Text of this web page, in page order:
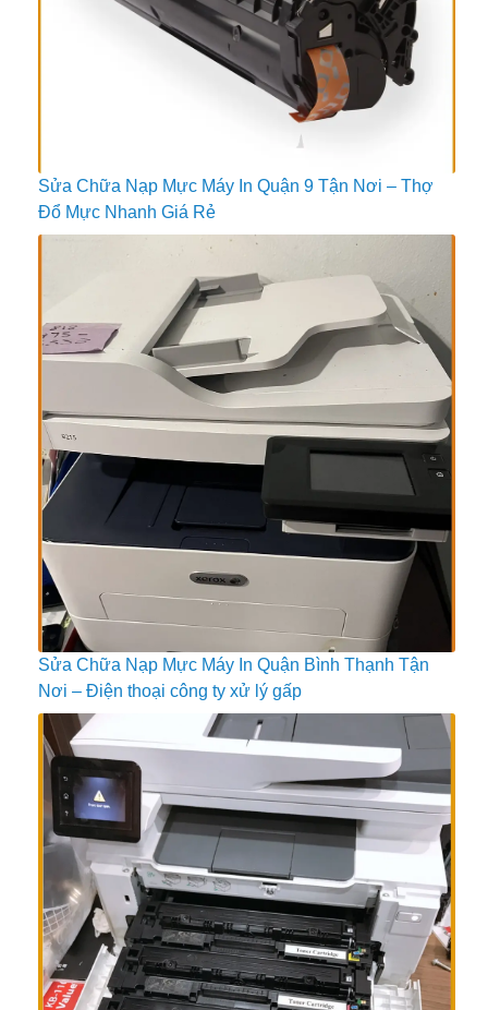
Sửa Chữa Nạp Mực Máy In Quận 9 Tận Nơi – Thợ
Đổ Mực Nhanh Giá Rẻ
Sửa Chữa Nạp Mực Máy In Quận Bình Thạnh Tận
Nơi – Điện thoại công ty xử lý gấp